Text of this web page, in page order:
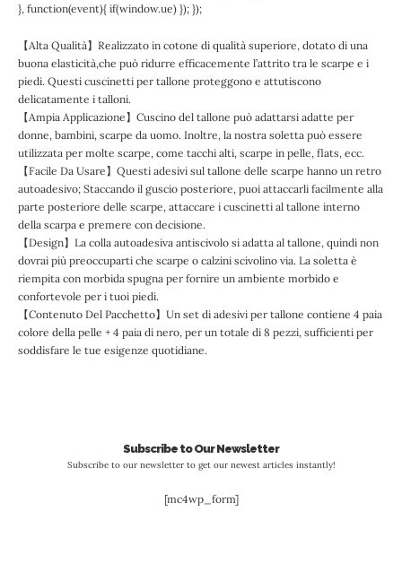
}, function(event){ if(window.ue) }); });
【Alta Qualità】Realizzato in cotone di qualità superiore, dotato di una
buona elasticità,che può ridurre efficacemente l’attrito tra le scarpe e i
piedi. Questi cuscinetti per tallone proteggono e attutiscono
delicatamente i talloni.
【Ampia Applicazione】Cuscino del tallone può adattarsi adatte per
donne, bambini, scarpe da uomo. Inoltre, la nostra soletta può essere
utilizzata per molte scarpe, come tacchi alti, scarpe in pelle, flats, ecc.
【Facile Da Usare】Questi adesivi sul tallone delle scarpe hanno un retro
autoadesivo; Staccando il guscio posteriore, puoi attaccarli facilmente alla
parte posteriore delle scarpe, attaccare i cuscinetti al tallone interno
della scarpa e premere con decisione.
【Design】La colla autoadesiva antiscivolo si adatta al tallone, quindi non
dovrai più preoccuparti che scarpe o calzini scivolino via. La soletta è
riempita con morbida spugna per fornire un ambiente morbido e
confortevole per i tuoi piedi.
【Contenuto Del Pacchetto】Un set di adesivi per tallone contiene 4 paia
colore della pelle + 4 paia di nero, per un totale di 8 pezzi, sufficienti per
soddisfare le tue esigenze quotidiane.
Subscribe to Our Newsletter
Subscribe to our newsletter to get our newest articles instantly!
[mc4wp_form]